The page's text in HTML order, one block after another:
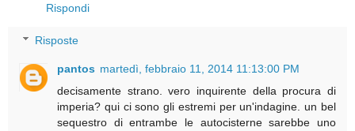
Rispondi
Risposte
pantos martedì, febbraio 11, 2014 11:13:00 PM
decisamente strano. vero inquirente della procura di
imperia? qui ci sono gli estremi per un'indagine. un bel
sequestro di entrambe le autocisterne sarebbe uno